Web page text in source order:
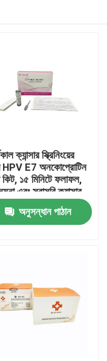
ক্যান্সার স্ক্রিনিংয়ের
HPV E7 অনকোপ্রোটিন
কিট, ১৫ মিনিটে ফলাফল,
এবং সরাসরি ক্যান্সার
প্রোটিন সনাক্তকরণ
অনুসন্ধান পাঠান